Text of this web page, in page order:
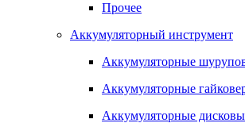
Прочее
Аккумуляторный инструмент
Аккумуляторные
Аккумуляторные
Аккумуляторные